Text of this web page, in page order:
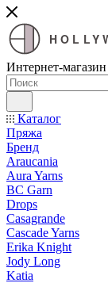
Интернет-магазин
Каталог
Пряжа
Бренд
Araucania
Aura Yarns
BC Garn
Drops
Casagrande
Cascade Yarns
Erika Knight
Jody Long
Katia